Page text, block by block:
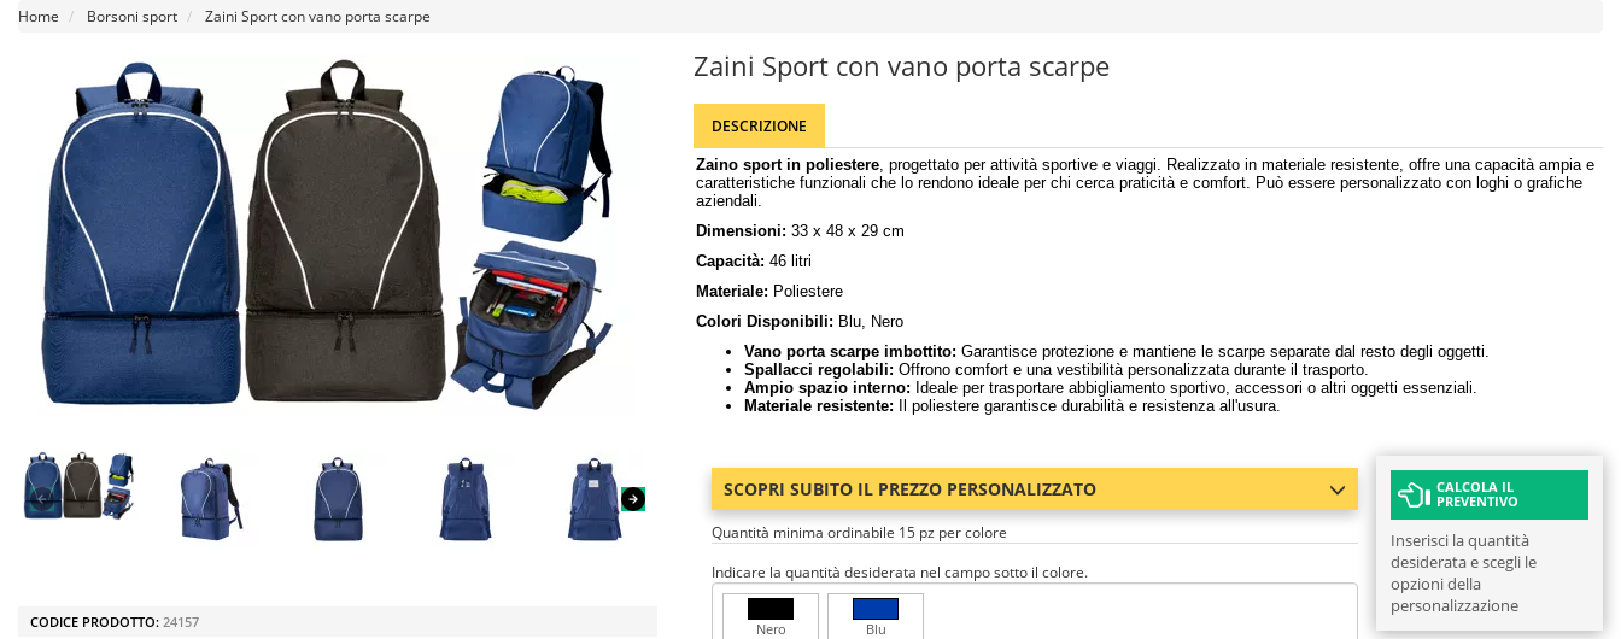
Home Borsoni sport Zaini Sport con vano porta scarpe
CODICE PRODOTTO: 24157
Zaini Sport con vano porta scarpe
DESCRIZIONE
Zaino sport in poliestere, progettato per attività sportive e viaggi. Realizzato in materiale resistente, offre una capacità ampia e
caratteristiche funzionali che lo rendono ideale per chi cerca praticità e comfort. Può essere personalizzato con loghi o grafiche
aziendali.
Dimensioni: 33 x 48 x 29 cm
Capacità: 46 litri
Materiale: Poliestere
Colori Disponibili: Blu, Nero
Vano porta scarpe imbottito: Garantisce protezione e mantiene le scarpe separate dal resto degli oggetti.
Spallacci regolabili: Offrono comfort e una vestibilità personalizzata durante il trasporto.
Ampio spazio interno: Ideale per trasportare abbigliamento sportivo, accessori o altri oggetti essenziali.
Materiale resistente: Il poliestere garantisce durabilità e resistenza all'usura.
SCOPRI SUBITO IL PREZZO PERSONALIZZATO
Quantità minima ordinabile 15 pz per colore
Indicare la quantità desiderata nel campo sotto il colore.
Nero Blu
CALCOLA IL
PREVENTIVO
Inserisci la quantità
desiderata e scegli le
opzioni della
personalizzazione